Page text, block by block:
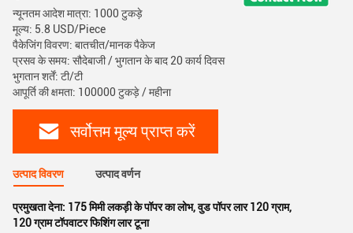
न्यूनतम आदेश मात्रा: 1000 टुकड़े
मूल्य: 5.8 USD/Piece
पैकेजिंग विवरण: बातचीत/मानक पैकेज
प्रसव के समय: सौदेबाजी / भुगतान के बाद 20 कार्य दिवस
भुगतान शर्तें: टी/टी
आपूर्ति की क्षमता: 100000 टुकड़े / महीना
सर्वोत्तम मूल्य प्राप्त करें
उत्पाद विवरण उत्पाद वर्णन
प्रमुखता देना: 175 मिमी लकड़ी के पॉपर का लोभ,वुड पॉपर लार 120 ग्राम,
120 ग्राम टॉपवाटर फिशिंग लार टूना